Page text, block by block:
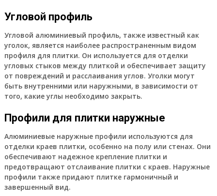
Угловой профиль
Угловой алюминиевый профиль, также известный как
уголок, является наиболее распространенным видом
профиля для плитки. Он используется для отделки
угловых стыков между плиткой и обеспечивает защиту
от повреждений и расслаивания углов. Уголки могут
быть внутренними или наружными, в зависимости от
того, какие углы необходимо закрыть.
Профили для плитки наружные
Алюминиевые наружные профили используются для
отделки краев плитки, особенно на полу или стенах. Они
обеспечивают надежное крепление плитки и
предотвращают отслаивание плитки с краев. Наружные
профили также придают плитке гармоничный и
завершенный вид.